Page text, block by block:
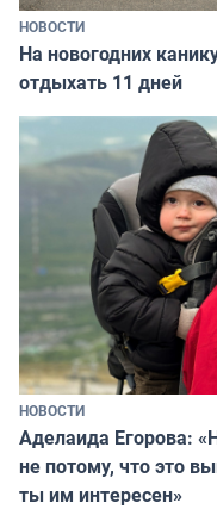
НОВОСТИ
На новогодних
отдыхать 11 дней
НОВОСТИ
Аделаида Егорова:
не потому, что это
ты им интересен»